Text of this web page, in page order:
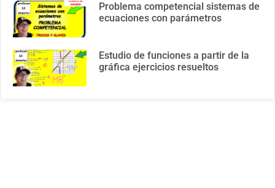
Problema competencial sistemas de
ecuaciones con parámetros
Estudio de funciones a partir de la
gráfica ejercicios resueltos